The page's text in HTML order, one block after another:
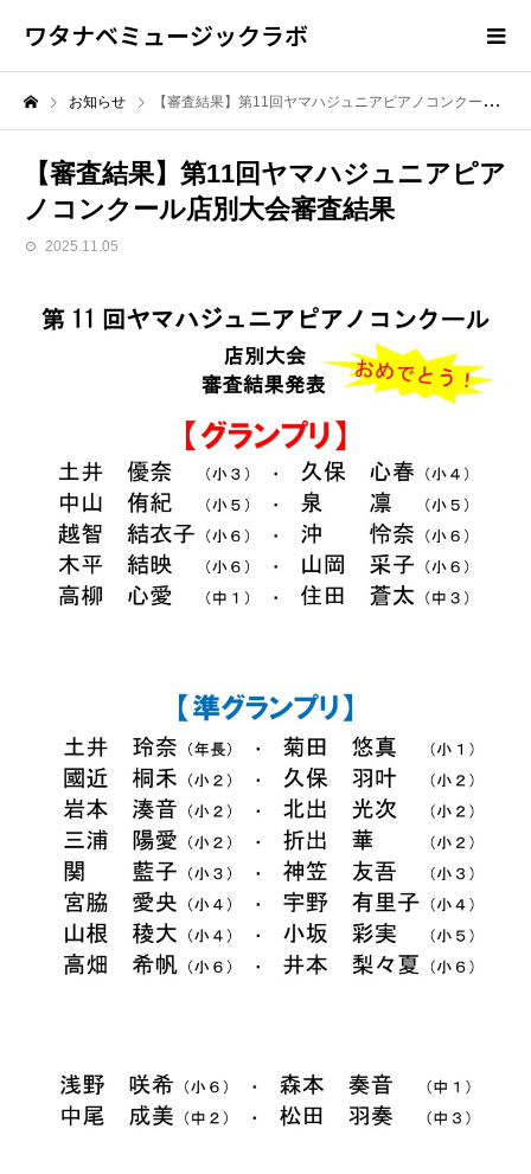
ワタナベミュージックラボ
お知らせ 【審査結果】第11回ヤマハジュニアピアノコンクール店別大会審査結果
【審査結果】第11回ヤマハジュニアピア
ノコンクール店別大会審査結果
2025.11.05